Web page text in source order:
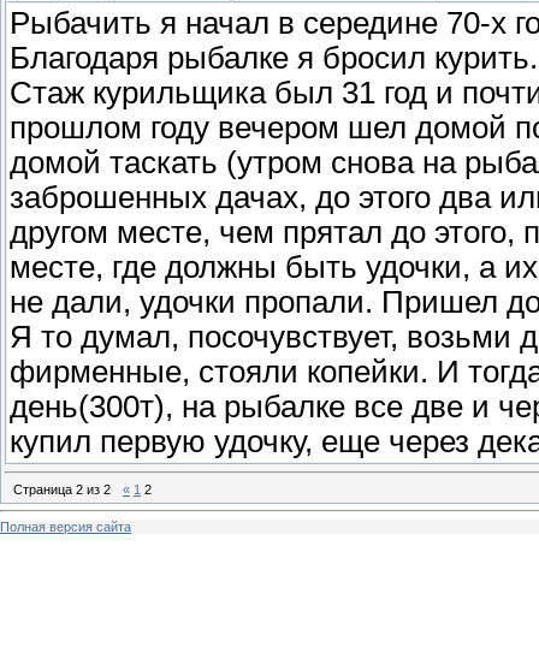
Рыбачить я начал в середине 70-х
Благодаря рыбалке я бросил
Стаж курильщика был 31 год и
прошлом году вечером шел домой
домой таскать (утром снова на
заброшенных дачах, до этого два
другом месте, чем прятал до
месте, где должны быть удочки, а
не дали, удочки пропали. Пришел
Я то думал, посочувствует, возьми
фирменные, стояли копейки. И
день(300т), на рыбалке все две и
купил первую удочку, еще через
Страница 2 из 2 « 1 2
Полная версия сайта